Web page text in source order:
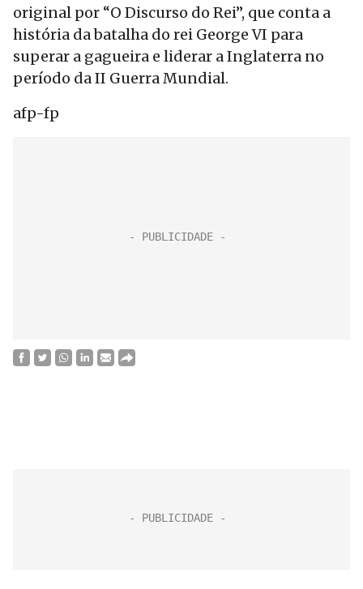
original por “O Discurso do Rei”, que conta a
história da batalha do rei George VI para
superar a gagueira e liderar a Inglaterra no
período da II Guerra Mundial.
afp-fp